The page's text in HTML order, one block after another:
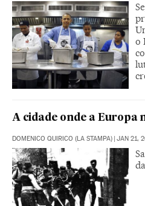
o
A cidade onde a Europa
DOMENICO QUIRICO (LA STAMPA) | JAN 21,